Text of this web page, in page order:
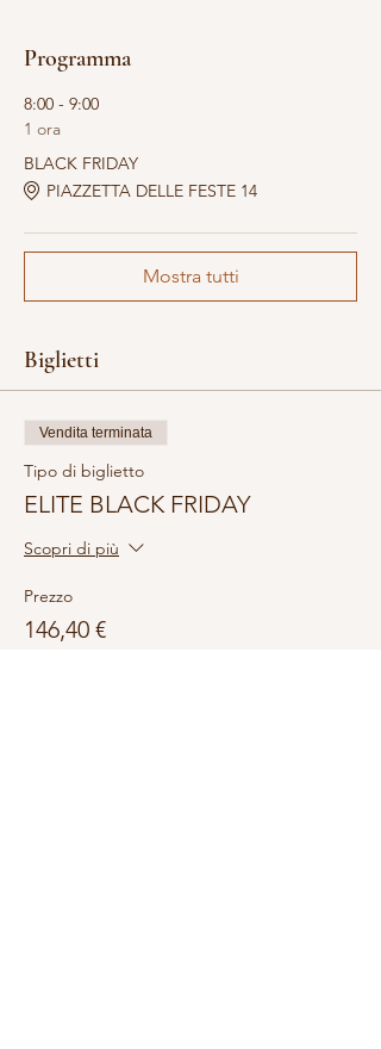
Programma
8:00 - 9:00
1 ora
BLACK FRIDAY
PIAZZETTA DELLE FESTE 14
Mostra tutti
Biglietti
Vendita terminata
Tipo di biglietto
ELITE BLACK FRIDAY
Scopri di più
Prezzo
146,40 €